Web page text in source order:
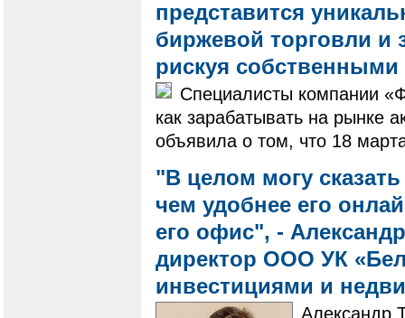
представится
биржевой торговли и
рискуя
Специалисты компании
как зарабатывать на рынке
объявила о том, что 18
"В целом могу
чем удобнее его
его офис", -
директор ООО УК
инвестициями и
Александр